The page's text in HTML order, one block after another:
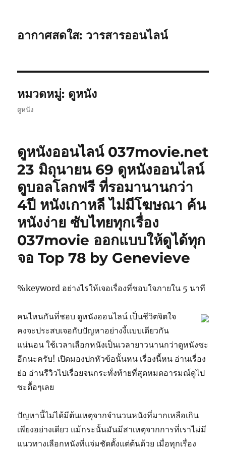
อากาศสดใส: วารสารออนไลน์
หมวดหมู่: ดูหนัง
ดูหนัง
ดูหนังออนไลน์ 037movie.net
23 มิถุนายน 69 ดูหนังออนไลน์
ดูบอลโลกฟรี ที่รอมานานกว่า
4ปี หนังเกาหลี ไม่มีโฆษณา ค้น
หนังง่าย ซับไทยทุกเรื่อง
037movie ออกแบบให้ดูได้ทุก
จอ Top 78 by Genevieve
%keyword อย่างไรให้เจอเรื่องที่ชอบใจภายใน 5 นาที
คนไหนกันที่ชอบ ดูหนังออนไลน์ เป็นชีวิตจิตใจ
คงจะประสบเจอกับปัญหาอย่างงี้แบบเดียวกัน
แน่นอน ใช้เวลาเลือกหนังเป็นเวลายาวนานกว่าดูหนังซะ
อีกนะครับ! เปิดมองปกหัวข้อนั้นหน เรื่องนี้หน อ่านเรื่อง
ย่อ อ่านรีวิวไปเรื่อยจนกระทั่งท้ายที่สุดหมดอารมณ์ดูไป
ซะดื้อๆเลย
ปัญหานี้ไม่ได้มีต้นเหตุจากจำนวนหนังที่มากเหลือเกิน
เพียงอย่างเดียว แม้กระนั้นมันมีสาเหตุจากการที่เราไม่มี
แนวทางเลือกหนังที่แจ่มชัดตั้งแต่ต้นด้วย เมื่อทุกเรื่อง